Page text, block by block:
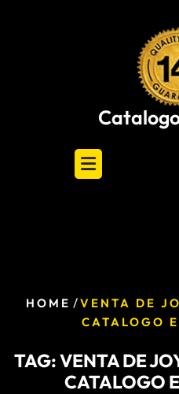
HOME /VENTA DE
CATALOGO
TAG:VENTA DE
CATALOGO